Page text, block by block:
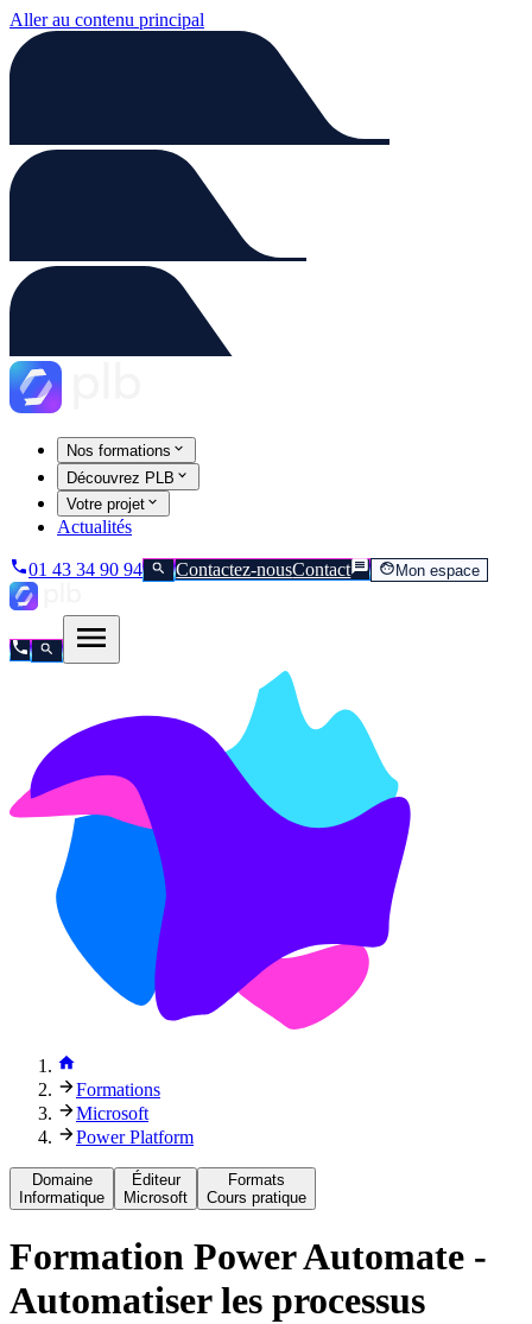
Aller au contenu principal
Nos formations
Découvrez PLB
Votre projet
Actualités
01 43 34 90 94 Contactez-nousContact Mon espace
Formations
Microsoft
Power Platform
Domaine
Informatique
Éditeur
Microsoft
Formats
Cours pratique
Formation Power Automate -
Automatiser les processus